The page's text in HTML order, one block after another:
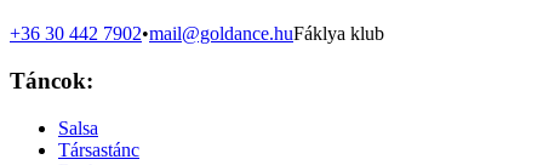
+36 30 442 7902•mail@goldance.huFáklya klub
Táncok:
Salsa
Társastánc